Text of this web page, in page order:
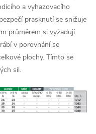
a vyhazovacího
prasknutí se snižuje
průměrem si vyžadují
v porovnání se
plochy. Tímto se
sil.